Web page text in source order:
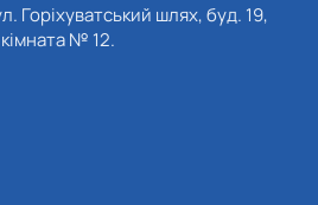
Горіхуватський шлях, буд. 19,
№ 12.